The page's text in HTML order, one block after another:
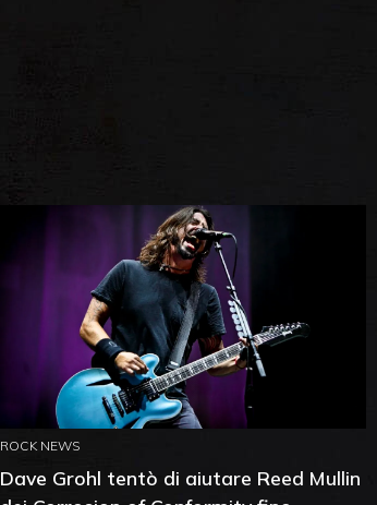
ROCK NEWS
Dave Grohl tentò di aiutare Reed Mullin